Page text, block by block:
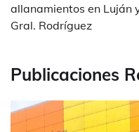
entradas
allanamientos en Luján
Gral. Rodríguez
Publicaciones